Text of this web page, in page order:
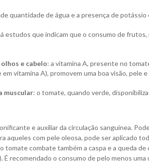
quantidade de água e a presença de
estudos que indicam que o consumo de
e cabelo: a vitamina A, presente no
vitamina A), promovem uma boa visão, pele e
muscular: o tomate, quando verde,
e auxiliar da circulação sanguínea.
aqueles com pele oleosa, pode ser aplicado
tomate combate também a caspa e a queda
recomendado o consumo de pelo menos